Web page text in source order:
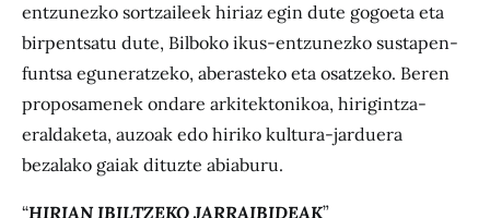
entzunezko sortzaileek hiriaz egin dute gogoeta eta
birpentsatu dute, Bilboko ikus-entzunezko sustapen-
funtsa eguneratzeko, aberasteko eta osatzeko. Beren
proposamenek ondare arkitektonikoa, hirigintza-
eraldaketa, auzoak edo hiriko kultura-jarduera
bezalako gaiak dituzte abiaburu.
“HIRIAN IBILTZEKO JARRAIBIDEAK”